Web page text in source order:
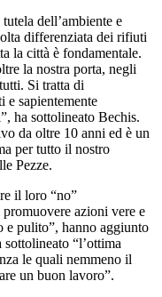
dell’ambiente e
differenziata dei rifiuti
la città è fondamentale.
la nostra porta, negli
Si tratta di
e sapientemente
ha sottolineato Bechis.
da oltre 10 anni ed è un
per tutto il nostro
Pezze.
il loro “no”
azioni vere e
e pulito”, hanno aggiunto
“l’ottima
le quali nemmeno il
un buon lavoro”.